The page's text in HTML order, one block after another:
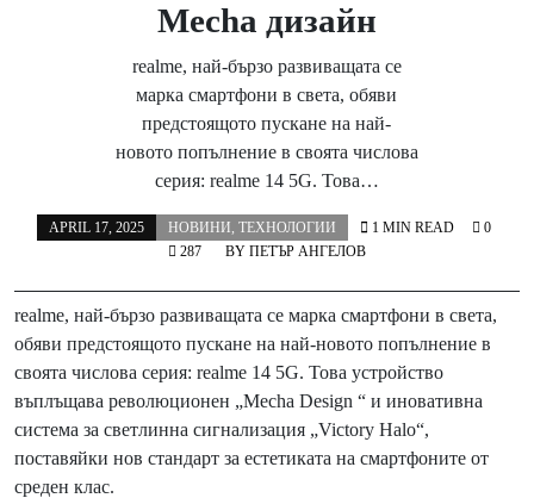
Mecha дизайн
realme, най-бързо развиващата се
марка смартфони в света, обяви
предстоящото пускане на най-
новото попълнение в своята числова
серия: realme 14 5G. Това…
APRIL 17, 2025 НОВИНИ, ТЕХНОЛОГИИ
BY ПЕТЪР АНГЕЛОВ
1 MIN READ
0
287
realme, най-бързо развиващата се марка смартфони в света,
обяви предстоящото пускане на най-новото попълнение в
своята числова серия: realme 14 5G. Това устройство
въплъщава революционен „Mecha Design “ и иновативна
система за светлинна сигнализация „Victory Halo“,
поставяйки нов стандарт за естетиката на смартфоните от
среден клас.